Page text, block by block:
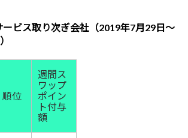
ービス取り次ぎ会社（2019年7月29日～
順位
週間ス
ワップ
ポイン
ト付与
額